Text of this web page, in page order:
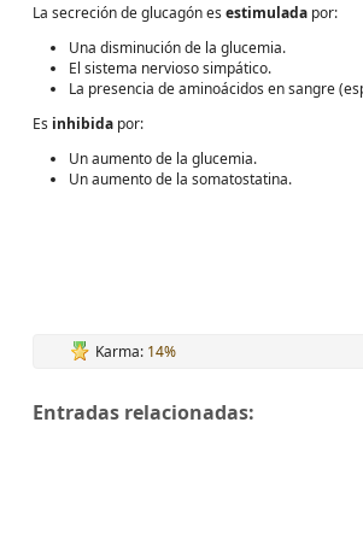
La secreción de glucagón es estimulada por:
Una disminución de la glucemia.
El sistema nervioso simpático.
La presencia de aminoácidos en sangre
Es inhibida por:
Un aumento de la glucemia.
Un aumento de la somatostatina.
Karma: 14%
Entradas relacionadas: